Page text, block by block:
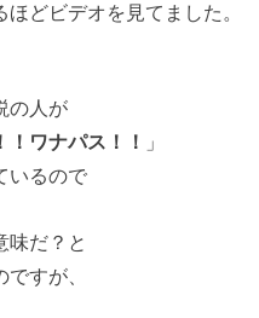
ほどビデオを見てました。
の人が
！ワナパス！！
」
いるので
味だ？と
すが、